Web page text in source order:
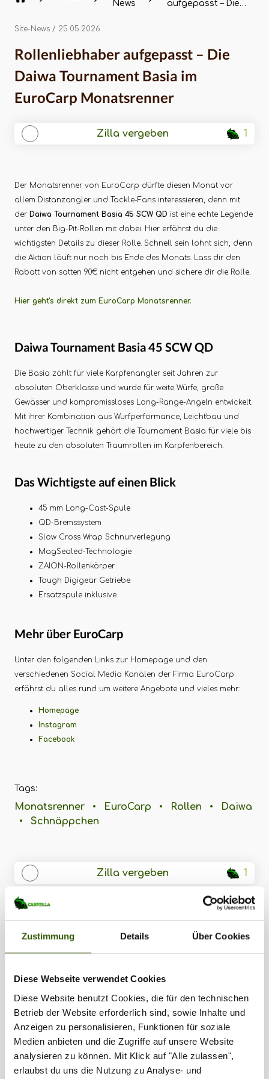
Zustimmung Details Über Cookies
Diese Webseite verwendet Cookies
Diese Website benutzt Cookies, die für den technischen
Betrieb der Website erforderlich sind, sowie Inhalte und
Anzeigen zu personalisieren, Funktionen für soziale
Medien anbieten und die Zugriffe auf unsere Website
analysieren zu können. Mit Klick auf "Alle zulassen",
erlaubst du uns die Nutzung zu Analyse- und
News
aufgepasst – Die
Site-News / 25.05.2026
Rollenliebhaber aufgepasst – Die
Daiwa Tournament Basia im
EuroCarp Monatsrenner
Zilla vergeben 1
Der Monatsrenner von EuroCarp dürfte diesen Monat vor
allem Distanzangler und Tackle-Fans interessieren, denn mit
der Daiwa Tournament Basia 45 SCW QD ist eine echte Legende
unter den Big-Pit-Rollen mit dabei. Hier erfährst du die
wichtigsten Details zu dieser Rolle. Schnell sein lohnt sich, denn
die Aktion läuft nur noch bis Ende des Monats. Lass dir den
Rabatt von satten 90€ nicht entgehen und sichere dir die Rolle.
Hier geht's direkt zum EuroCarp Monatsrenner.
Daiwa Tournament Basia 45 SCW QD
Die Basia zählt für viele Karpfenangler seit Jahren zur
absoluten Oberklasse und wurde für weite Würfe, große
Gewässer und kompromissloses Long-Range-Angeln entwickelt.
Mit ihrer Kombination aus Wurfperformance, Leichtbau und
hochwertiger Technik gehört die Tournament Basia für viele bis
heute zu den absoluten Traumrollen im Karpfenbereich.
Das Wichtigste auf einen Blick
45 mm Long-Cast-Spule
QD-Bremssystem
Slow Cross Wrap Schnurverlegung
MagSealed-Technologie
ZAION-Rollenkörper
Tough Digigear Getriebe
Ersatzspule inklusive
Mehr über EuroCarp
Unter den folgenden Links zur Homepage und den
verschiedenen Social Media Kanälen der Firma EuroCarp
erfährst du alles rund um weitere Angebote und vieles mehr:
Homepage
Instagram
Facebook
Tags:
Monatsrenner • EuroCarp • Rollen •
Daiwa
•
Schnäppchen
Zilla vergeben 1
Interessant für dich
38